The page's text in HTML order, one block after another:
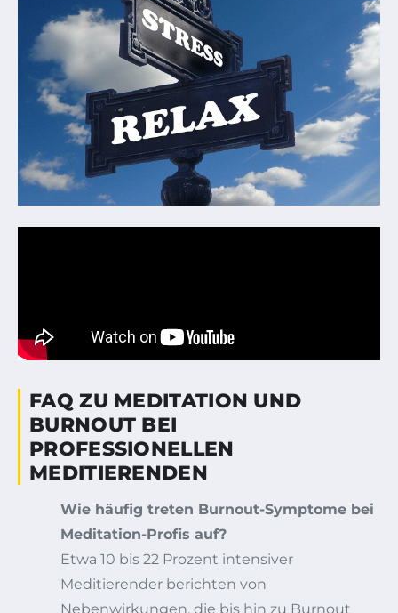
FAQ ZU MEDITATION UND
BURNOUT BEI
PROFESSIONELLEN
MEDITIERENDEN
Wie häufig treten Burnout-Symptome bei
Meditation-Profis auf?
Etwa 10 bis 22 Prozent intensiver
Meditierender berichten von
Nebenwirkungen, die bis hin zu Burnout